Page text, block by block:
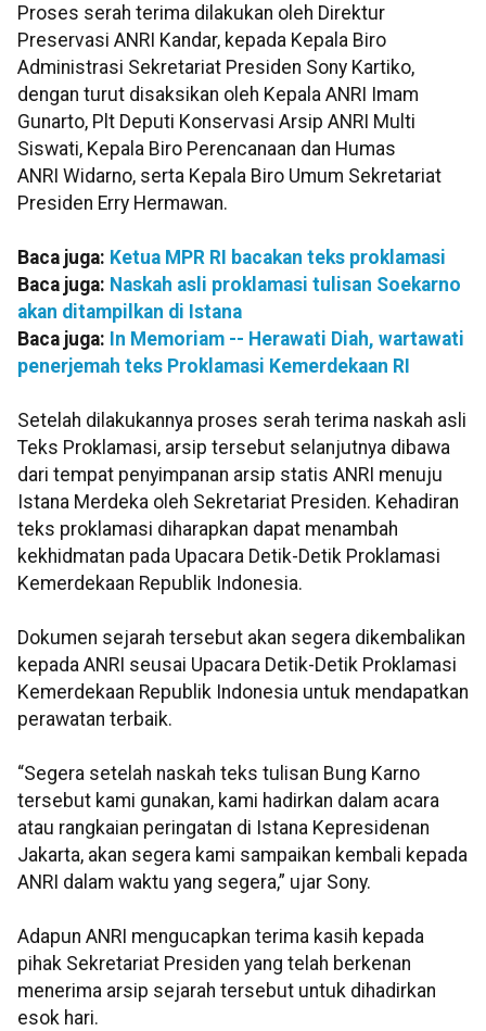
Proses serah terima dilakukan oleh Direktur
Preservasi ANRI Kandar, kepada Kepala Biro
Administrasi Sekretariat Presiden Sony Kartiko,
dengan turut disaksikan oleh Kepala ANRI Imam
Gunarto, Plt Deputi Konservasi Arsip ANRI Multi
Siswati, Kepala Biro Perencanaan dan Humas
ANRI Widarno, serta Kepala Biro Umum Sekretariat
Presiden Erry Hermawan.
Baca juga: Ketua MPR RI bacakan teks proklamasi
Baca juga: Naskah asli proklamasi tulisan Soekarno
akan ditampilkan di Istana
Baca juga: In Memoriam -- Herawati Diah, wartawati
penerjemah teks Proklamasi Kemerdekaan RI
Setelah dilakukannya proses serah terima naskah asli
Teks Proklamasi, arsip tersebut selanjutnya dibawa
dari tempat penyimpanan arsip statis ANRI menuju
Istana Merdeka oleh Sekretariat Presiden. Kehadiran
teks proklamasi diharapkan dapat menambah
kekhidmatan pada Upacara Detik-Detik Proklamasi
Kemerdekaan Republik Indonesia.
Dokumen sejarah tersebut akan segera dikembalikan
kepada ANRI seusai Upacara Detik-Detik Proklamasi
Kemerdekaan Republik Indonesia untuk mendapatkan
perawatan terbaik.
“Segera setelah naskah teks tulisan Bung Karno
tersebut kami gunakan, kami hadirkan dalam acara
atau rangkaian peringatan di Istana Kepresidenan
Jakarta, akan segera kami sampaikan kembali kepada
ANRI dalam waktu yang segera,” ujar Sony.
Adapun ANRI mengucapkan terima kasih kepada
pihak Sekretariat Presiden yang telah berkenan
menerima arsip sejarah tersebut untuk dihadirkan
esok hari.